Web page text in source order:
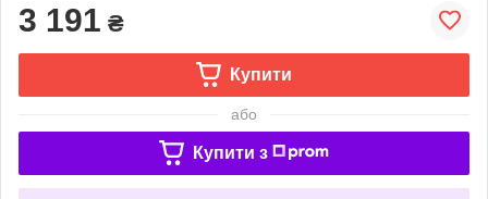
3 191 ₴
Купити
або
Купити з